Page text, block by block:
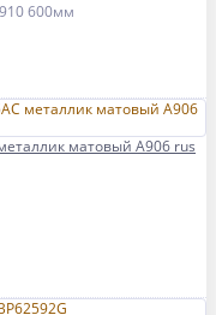
600мм
матовый А906 rus